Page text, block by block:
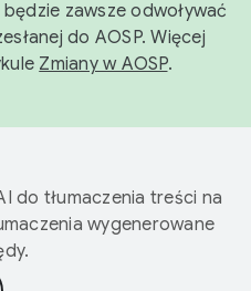
będzie zawsze odwoływać
do AOSP. Więcej
Zmiany w AOSP.
do tłumaczenia treści na
wygenerowane